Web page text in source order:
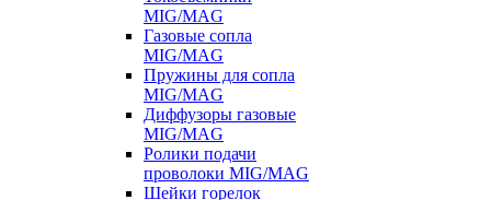
MIG/MAG
Газовые сопла
MIG/MAG
Пружины для сопла
MIG/MAG
Диффузоры газовые
MIG/MAG
Ролики подачи
проволоки MIG/MAG
Шейки горелок